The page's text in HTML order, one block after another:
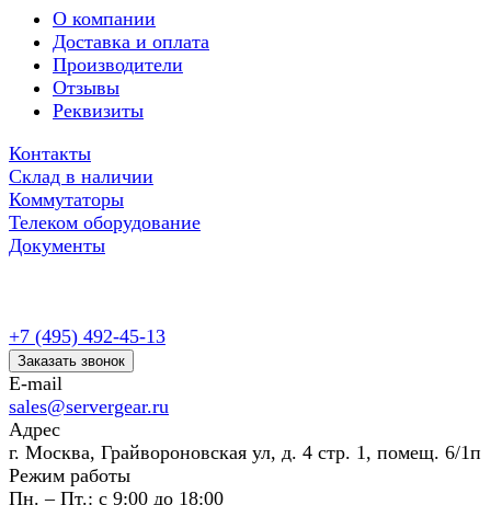
О компании
Доставка и оплата
Производители
Отзывы
Реквизиты
Контакты
Склад в наличии
Коммутаторы
Телеком оборудование
Документы
+7 (495) 492-45-13
Заказать звонок
E-mail
sales@servergear.ru
Адрес
г. Москва, Грайвороновская ул, д. 4 стр. 1, помещ. 6/1п
Режим работы
Пн. – Пт.: с 9:00 до 18:00